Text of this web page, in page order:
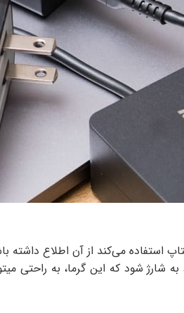
می‌کند از آن اطلاع داشته
به شارژ شود که این گرما، به